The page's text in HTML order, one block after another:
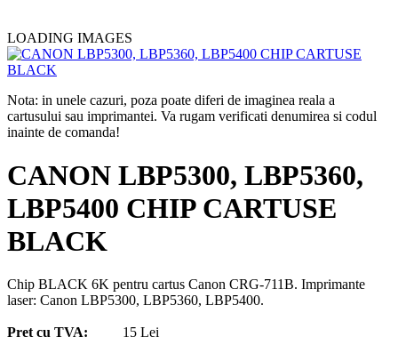
LOADING IMAGES
Nota: in unele cazuri, poza poate diferi de imaginea reala a
cartusului sau imprimantei. Va rugam verificati denumirea si codul
inainte de comanda!
CANON LBP5300, LBP5360,
LBP5400 CHIP CARTUSE
BLACK
Chip BLACK 6K pentru cartus Canon CRG-711B. Imprimante
laser: Canon LBP5300, LBP5360, LBP5400.
Pret cu TVA:
15 Lei